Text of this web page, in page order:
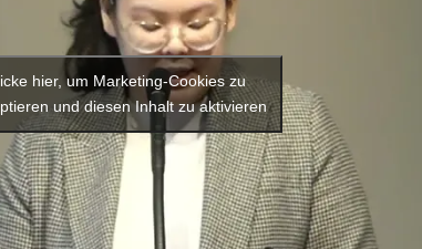
hier, um Marketing-Cookies zu
und diesen Inhalt zu aktivieren